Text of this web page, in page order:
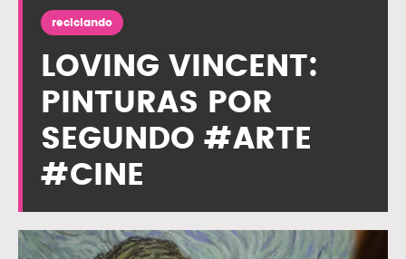
reciclando
LOVING VINCENT:
PINTURAS POR
SEGUNDO #ARTE
#CINE